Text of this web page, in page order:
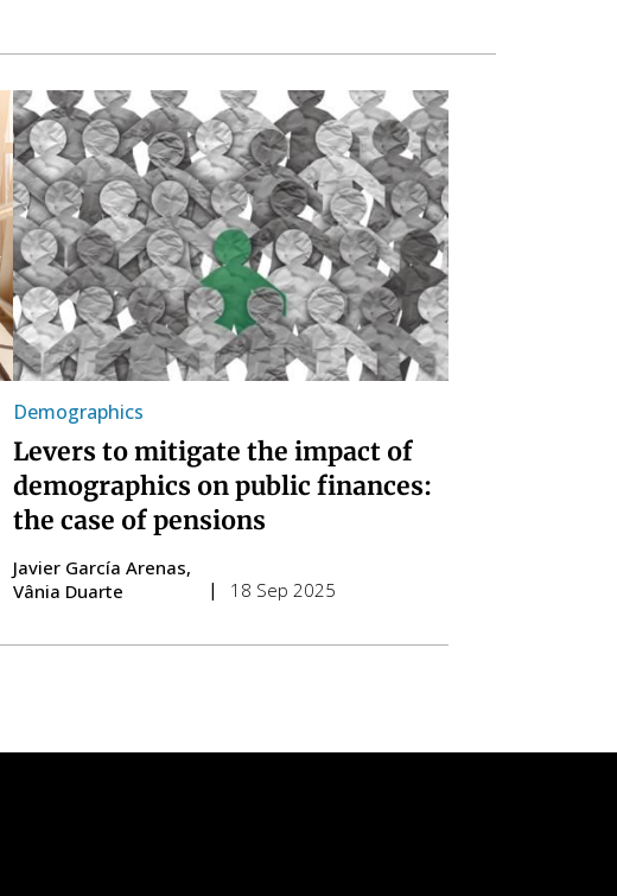
Demographics
Levers to mitigate the impact of
demographics on public finances:
the case of pensions
Javier García Arenas
Vânia Duarte
18 Sep 2025